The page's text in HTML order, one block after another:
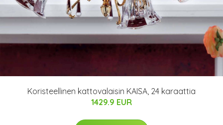
Koristeellinen kattovalaisin KAISA, 24 karaattia
1429.9 EUR